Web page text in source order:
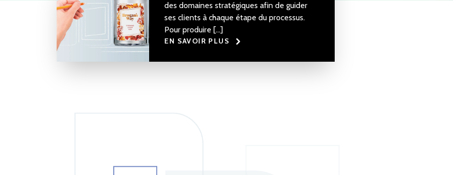
des domaines stratégiques afin de guider
ses clients à chaque étape du processus.
Pour produire […]
EN SAVOIR PLUS